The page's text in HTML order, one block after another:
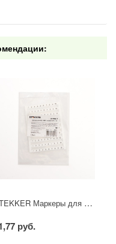
STEKKER Маркеры для ЗНИ (JXB) с нумерацией 1-10 LD556-2
руб.